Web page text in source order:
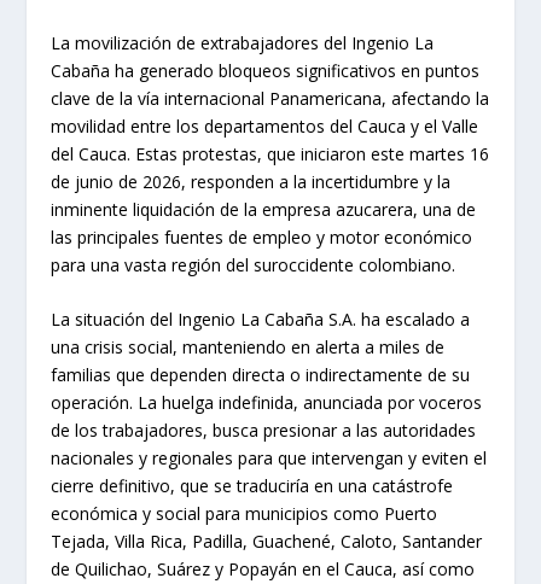
La movilización de extrabajadores del Ingenio La
Cabaña ha generado bloqueos significativos en puntos
clave de la vía internacional Panamericana, afectando la
movilidad entre los departamentos del Cauca y el Valle
del Cauca. Estas protestas, que iniciaron este martes 16
de junio de 2026, responden a la incertidumbre y la
inminente liquidación de la empresa azucarera, una de
las principales fuentes de empleo y motor económico
para una vasta región del suroccidente colombiano.
La situación del Ingenio La Cabaña S.A. ha escalado a
una crisis social, manteniendo en alerta a miles de
familias que dependen directa o indirectamente de su
operación. La huelga indefinida, anunciada por voceros
de los trabajadores, busca presionar a las autoridades
nacionales y regionales para que intervengan y eviten el
cierre definitivo, que se traduciría en una catástrofe
económica y social para municipios como Puerto
Tejada, Villa Rica, Padilla, Guachené, Caloto, Santander
de Quilichao, Suárez y Popayán en el Cauca, así como